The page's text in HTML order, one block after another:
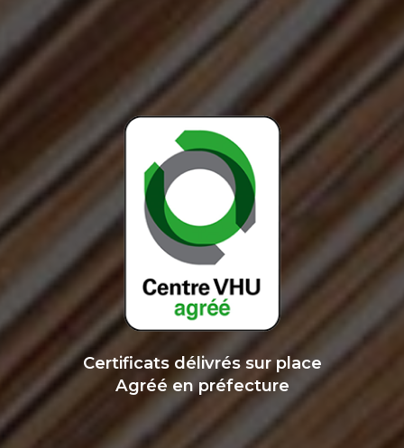
Certificats délivrés sur place
Agréé en préfecture